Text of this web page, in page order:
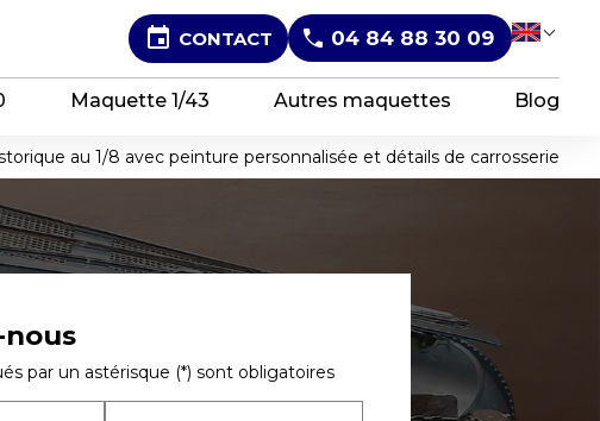
event CONTACT 04 84 88 30 09
Maquette 1/43 Autres maquettes Blog
au 1/8 avec peinture personnalisée et détails de carrosserie
par un astérisque (*) sont obligatoires